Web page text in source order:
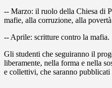
-- Marzo: il ruolo della Chiesa di
mafie, alla corruzione, alla
-- Aprile: scritture contro la mafia.
Gli studenti che seguiranno il
liberamente, nella forma e nella
e collettivi, che saranno